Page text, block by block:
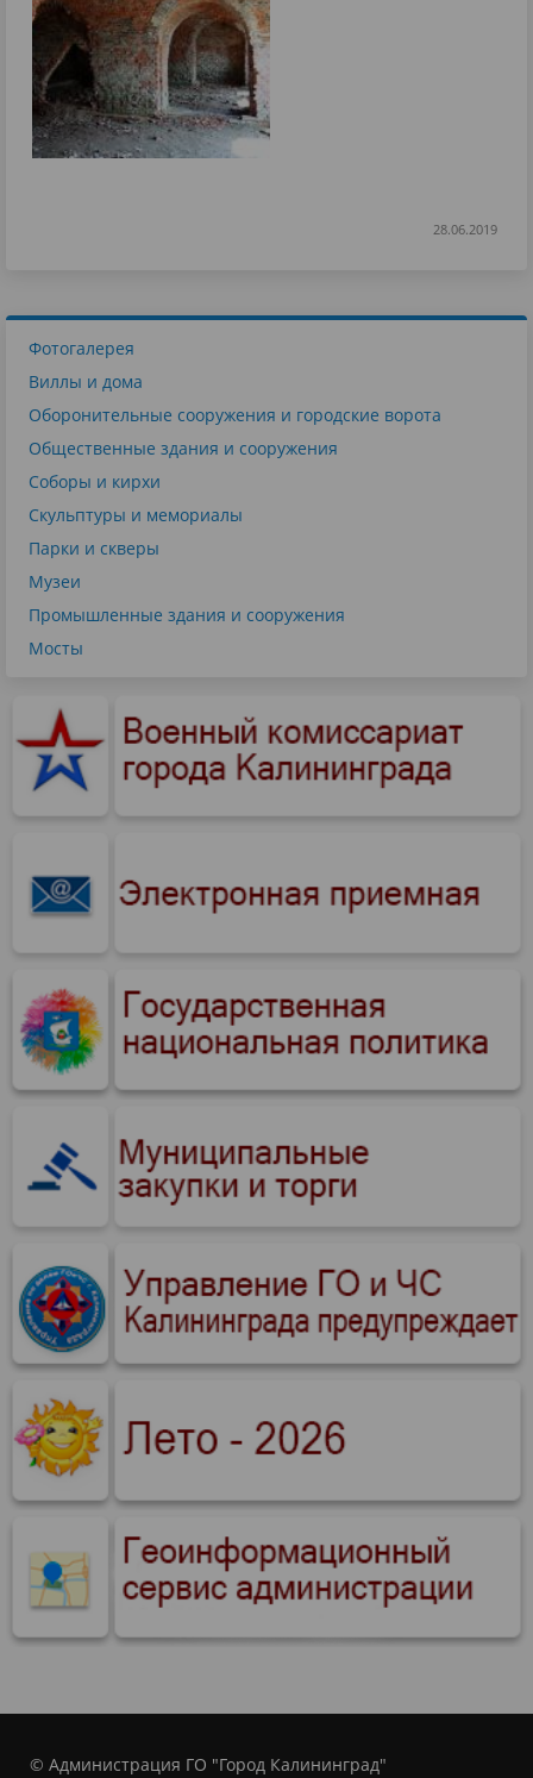
28.06.2019
Фотогалерея
Виллы и дома
Оборонительные сооружения и городские ворота
Общественные здания и сооружения
Соборы и кирхи
Скульптуры и мемориалы
Парки и скверы
Музеи
Промышленные здания и сооружения
Мосты
© Администрация ГО "Город Калининград"